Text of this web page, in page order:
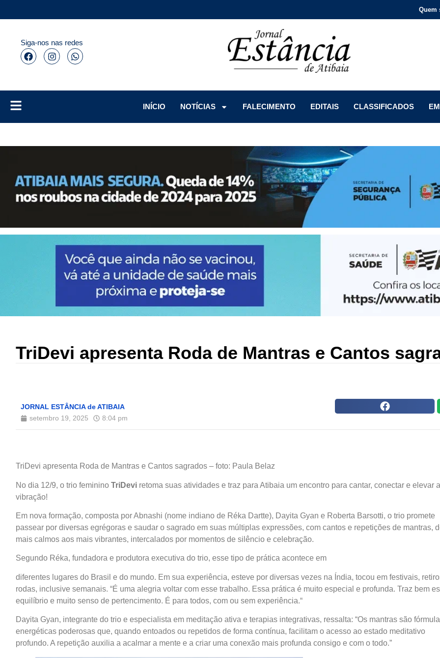
Quem
Siga-nos nas redes
INÍCIO
NOTÍCIAS FALECIMENTO EDITAIS CLASSIFICADOS
TriDevi apresenta Roda de Mantras e Cantos
JORNAL ESTÂNCIA de ATIBAIA
setembro 19, 2025
8:04 pm
TriDevi apresenta Roda de Mantras e Cantos sagrados – foto: Paula Belaz
No dia 12/9, o trio feminino TriDevi retoma suas atividades e traz para Atibaia um encontro para cantar, conectar e elevar a
vibração!
Em nova formação, composta por Abnashi (nome indiano de Réka Dartte), Dayita Gyan e Roberta Barsotti, o trio promete
passear por diversas egrégoras e saudar o sagrado em suas múltiplas expressões, com cantos e repetições de mantras,
mais calmos aos mais vibrantes, intercalados por momentos de silêncio e celebração.
Segundo Réka, fundadora e produtora executiva do trio, esse tipo de prática acontece em
diferentes lugares do Brasil e do mundo. Em sua experiência, esteve por diversas vezes na Índia, tocou em festivais,
rodas, inclusive semanais. “É uma alegria voltar com esse trabalho. Essa prática é muito especial e profunda. Traz bem
equilíbrio e muito senso de pertencimento. É para todos, com ou sem experiência.“
Dayita Gyan, integrante do trio e especialista em meditação ativa e terapias integrativas, ressalta: “Os mantras são
energéticas poderosas que, quando entoados ou repetidos de forma contínua, facilitam o acesso ao estado meditativo
profundo. A repetição auxilia a acalmar a mente e a criar uma conexão mais profunda consigo e com o todo.”